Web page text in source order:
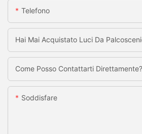
Telefono
Hai Mai Acquistato Luci Da
Come Posso Contattarti Direttamente?
Soddisfare